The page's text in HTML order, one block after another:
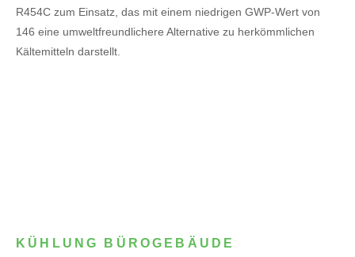
R454C zum Einsatz, das mit einem niedrigen GWP-Wert von
146 eine umweltfreundlichere Alternative zu herkömmlichen
Kältemitteln darstellt.
KÜHLUNG BÜROGEBÄUDE